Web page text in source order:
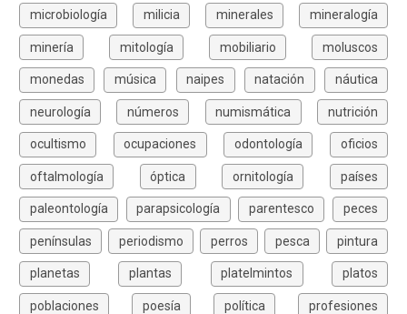
microbiología milicia minerales mineralogía
minería mitología mobiliario moluscos
monedas música naipes natación náutica
neurología números numismática nutrición
ocultismo ocupaciones odontología oficios
oftalmología óptica ornitología países
paleontología parapsicología parentesco peces
penínsulas periodismo perros pesca pintura
planetas plantas platelmintos platos
poblaciones poesía política profesiones